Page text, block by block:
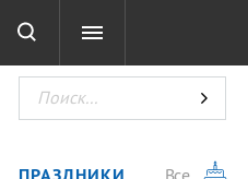
ТЕСТЫ
ПРАЗДНИКИ
Все